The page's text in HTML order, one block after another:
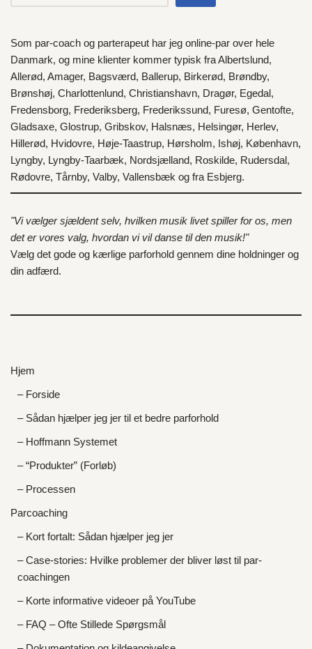
Som par-coach og parterapeut har jeg online-par over hele
Danmark, og mine klienter kommer typisk fraAlbertslund,
Allerød, Amager, Bagsværd, Ballerup, Birkerød, Brøndby,
Brønshøj, Charlottenlund, Christianshavn, Dragør, Egedal,
Fredensborg, Frederiksberg, Frederikssund, Furesø, Gentofte,
Gladsaxe, Glostrup, Gribskov, Halsnæs, Helsingør, Herlev,
Hillerød, Hvidovre, Høje-Taastrup, Hørsholm, Ishøj, København,
Lyngby, Lyngby-Taarbæk, Nordsjælland, Roskilde, Rudersdal,
Rødovre, Tårnby, Valby, Vallensbæk og fra Esbjerg.
"Vi vælger sjældent selv, hvilken musik livet spiller for os, men
det er vores valg, hvordan vi vil danse til den musik!"
Vælg det gode og kærlige parforhold gennem dine holdninger og
din adfærd.
Hjem
– Forside
– Sådan hjælper jeg jer til et bedre parforhold
– Hoffmann Systemet
– “Produkter” (Forløb)
– Processen
Parcoaching
– Kort fortalt: Sådan hjælper jeg jer
– Case-stories: Hvilke problemer der bliver løst til par-
coachingen
– Korte informative videoer på YouTube
– FAQ – Ofte Stillede Spørgsmål